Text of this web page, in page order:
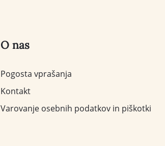
O nas
Pogosta vprašanja
Kontakt
Varovanje osebnih podatkov in piškotki